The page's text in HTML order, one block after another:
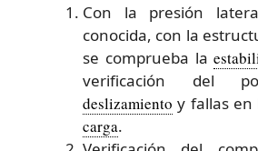
Con la presión
conocida, con la
se comprueba la
verificación del
deslizamiento y fallas en
carga.